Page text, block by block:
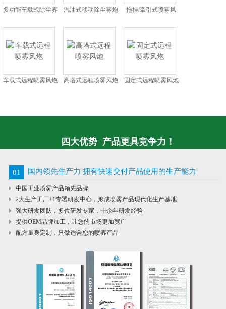
多功能车载式除尘雾
汽油式移动除尘雾炮
拖挂/牵引式喷雾风
车载式远程喷雾风炮 高塔式远程喷雾风炮 固定式远程喷雾风炮
四大优势 产品更具竞争力！
01 国内领先生产力 拥有快速交付产品使用的生产能力
中国工业喷雾产品领先品牌
2大生产工厂+1专署研发中心，形成喷雾产品现代化生产基地
强大研发团队，多位研发专家，十余年研发经验
提供OEM品牌加工，让您的市场更加宽广
配方量身定制，只做适合您的喷雾产品